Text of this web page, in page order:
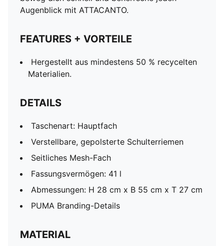
Augenblick mit ATTACANTO.
FEATURES + VORTEILE
Hergestellt aus mindestens 50 % recycelten
Materialien.
DETAILS
Taschenart: Hauptfach
Verstellbare, gepolsterte Schulterriemen
Seitliches Mesh-Fach
Fassungsvermögen: 41 l
Abmessungen: H 28 cm x B 55 cm x T 27 cm
PUMA Branding-Details
MATERIAL